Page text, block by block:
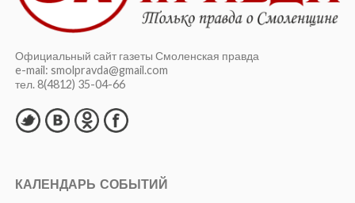
Официальный сайт газеты Смоленская правда
e-mail: smolpravda@gmail.com
тел. 8(4812) 35-04-66
КАЛЕНДАРЬ СОБЫТИЙ